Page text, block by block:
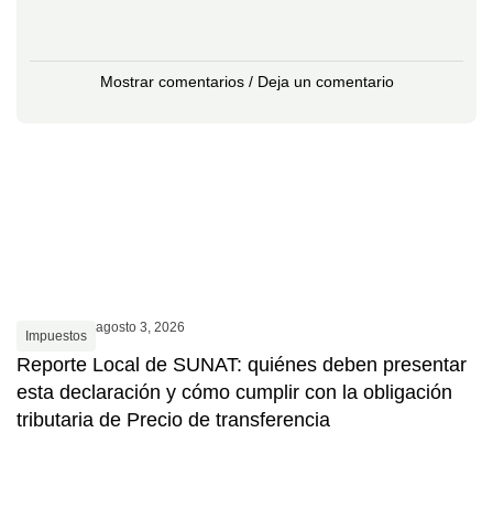
Mostrar comentarios / Deja un comentario
Impuestos
agosto 3, 2026
Reporte Local de SUNAT: quiénes deben presentar
esta declaración y cómo cumplir con la obligación
tributaria de Precio de transferencia